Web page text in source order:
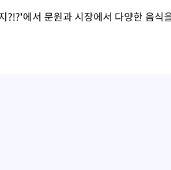
?!?'에서 문원과 시장에서 다양한 음식